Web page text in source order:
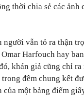
thời chia sẻ các
người vẫn tỏ ra thận
Harfouch hay
khán giả cũng chỉ
đêm chung kết
của một bảng điểm